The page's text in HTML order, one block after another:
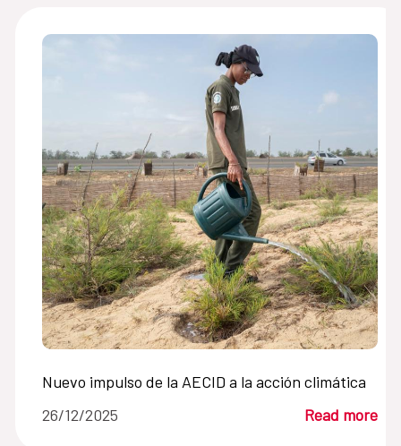
Nuevo impulso de la AECID a la acción climática
26/12/2025
Read more